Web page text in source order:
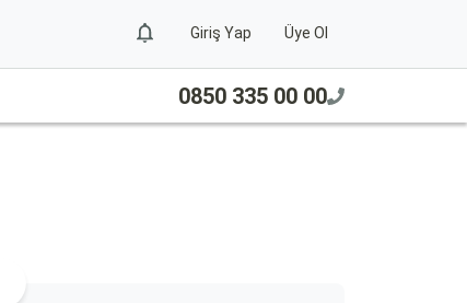
Giriş Yap Üye Ol
0850 335 00 00